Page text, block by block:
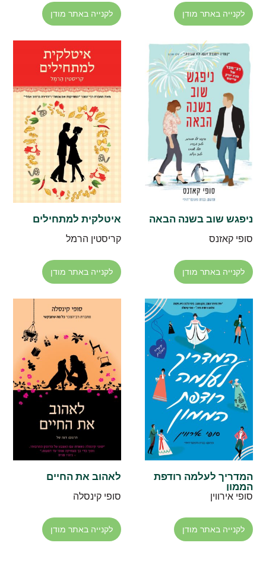
לקנייה באתר מודן לקנייה באתר מודן
ניפגש שוב בשנה הבאה
סופי קאזנס
לקנייה באתר מודן
איטלקית למתחילים
קריסטין הרמל
לקנייה באתר מודן
המדריך לעלמה רודפת
הממון
סופי אירווין
לקנייה באתר מודן
לאהוב את החיים
סופי קינסלה
לקנייה באתר מודן